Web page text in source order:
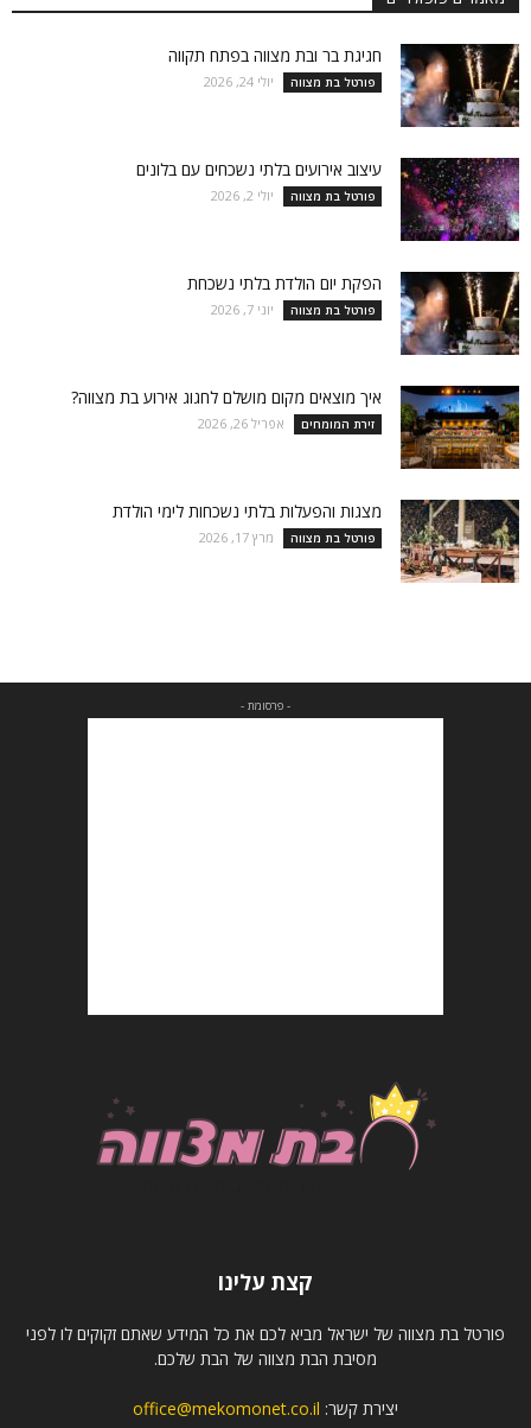
חגיגת בר ובת מצווה בפתח תקווה
פורטל בת מצווה יולי 24, 2026
עיצוב אירועים בלתי נשכחים עם בלונים
פורטל בת מצווה יולי 2, 2026
הפקת יום הולדת בלתי נשכחת
פורטל בת מצווה יוני 7, 2026
איך מוצאים מקום מושלם לחגוג אירוע בת מצווה?
זירת המומחים אפריל 26, 2026
מצגות והפעלות בלתי נשכחות לימי הולדת
פורטל בת מצווה מרץ 17, 2026
- פרסומת -
קצת עלינו
פורטל בת מצווה של ישראל מביא לכם את כל המידע שאתם זקוקים לו לפני
מסיבת הבת מצווה של הבת שלכם.
יצירת קשר: office@mekomonet.co.il